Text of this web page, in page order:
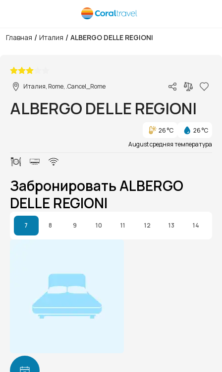
Главная / Италия / ALBERGO DELLE REGIONI
Италия, Rome, .Cancel_Rome
ALBERGO DELLE REGIONI
26 °C
26 °C
August средняя температура
Забронировать ALBERGO
DELLE REGIONI
7 8 9 10 11 12 13 14